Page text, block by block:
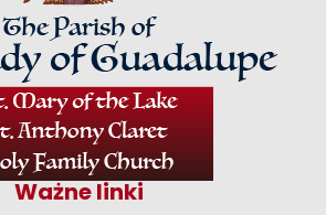
Ważne linki